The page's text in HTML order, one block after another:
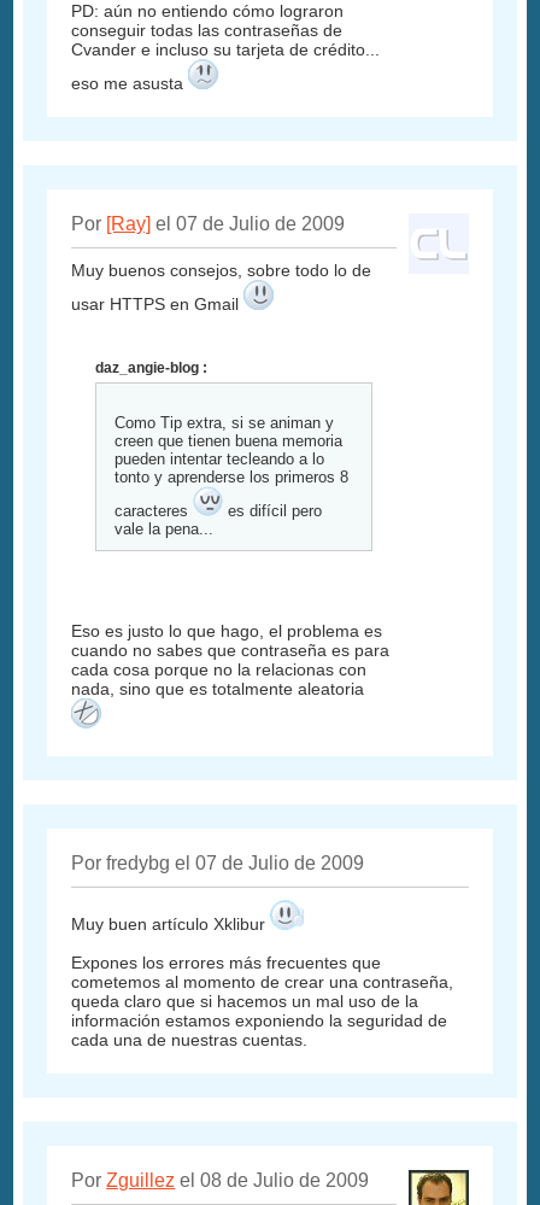
PD: aún no entiendo cómo lograron
conseguir todas las contraseñas de
Cvander e incluso su tarjeta de crédito...
eso me asusta
Por [Ray] el 07 de Julio de 2009
Muy buenos consejos, sobre todo lo de
usar HTTPS en Gmail
daz_angie-blog :
Como Tip extra, si se animan y
creen que tienen buena memoria
pueden intentar tecleando a lo
tonto y aprenderse los primeros 8
caracteres
es difícil pero
vale la pena...
Eso es justo lo que hago, el problema es
cuando no sabes que contraseña es para
cada cosa porque no la relacionas con
nada, sino que es totalmente aleatoria
Por fredybg el 07 de Julio de 2009
Muy buen artículo Xklibur
Expones los errores más frecuentes que
cometemos al momento de crear una contraseña,
queda claro que si hacemos un mal uso de la
información estamos exponiendo la seguridad de
cada una de nuestras cuentas.
PorZguillez el 08 de Julio de 2009